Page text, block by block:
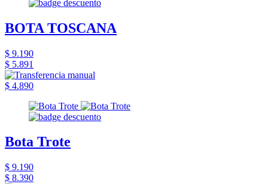
BOTA TOSCANA
$ 9.190
$ 5.891
$ 4.890
Bota Trote
$ 9.190
$ 8.390